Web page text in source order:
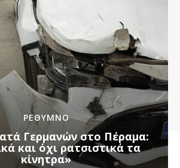
ΡΕΘΥΜΝΟ
Γερμανών στο Πέραμα:
και όχι ρατσιστικά τα
κίνητρα»